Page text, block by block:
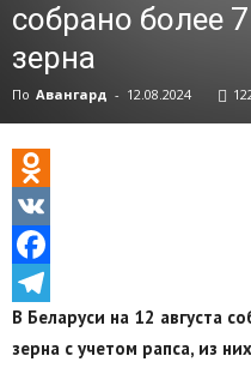
собрано более
зерна
По Авангард - 12.08.2024
Odnoklassniki
VK
Facebook
Telegram
В Беларуси на 12 августа
зерна с учетом рапса, из